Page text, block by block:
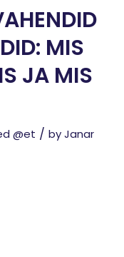
MIS
JA MIS
@et / byJanar